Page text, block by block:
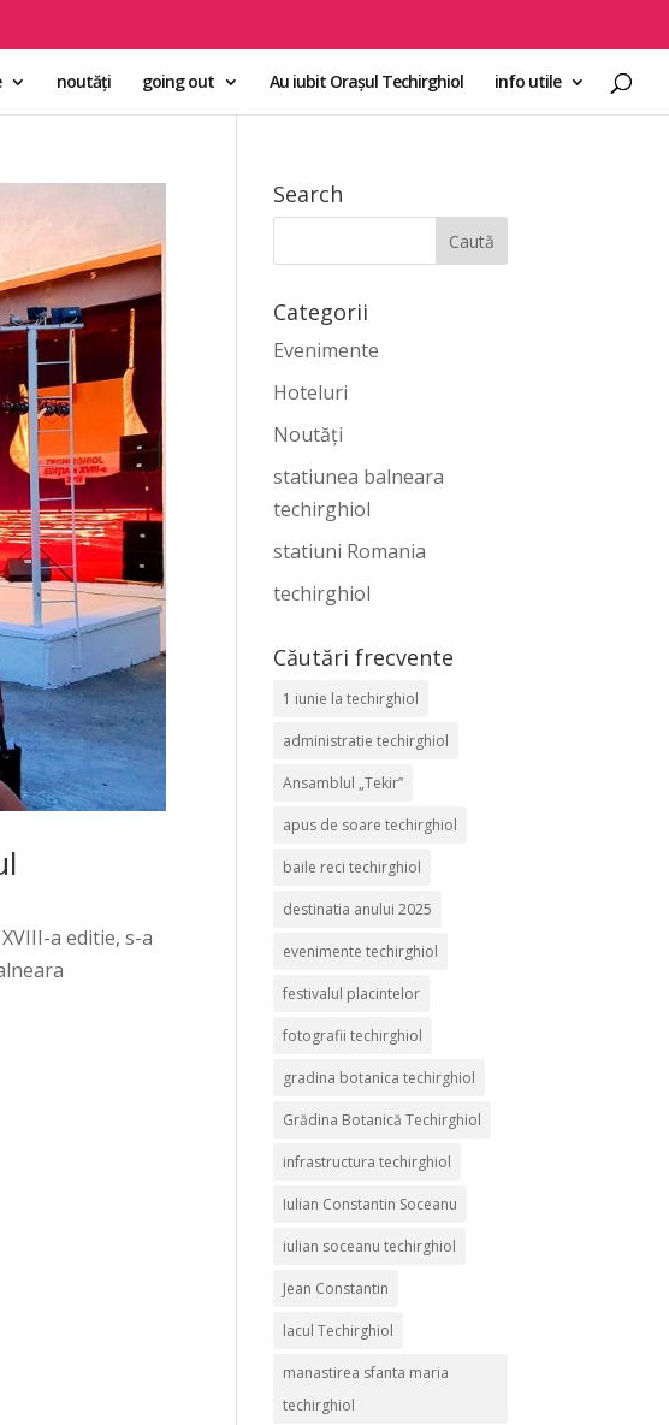
noutăți going out Au iubit Orașul Techirghiol info utile
a editie, s-a
Search
Categorii
Evenimente
Hoteluri
Noutăți
statiunea balneara
techirghiol
statiuni Romania
techirghiol
Căutări frecvente
1 iunie la techirghiol
administratie techirghiol
Ansamblul „Tekir”
apus de soare techirghiol
baile reci techirghiol
destinatia anului 2025
evenimente techirghiol
festivalul placintelor
fotografii techirghiol
gradina botanica techirghiol
Grădina Botanică Techirghiol
infrastructura techirghiol
Iulian Constantin Soceanu
iulian soceanu techirghiol
Jean Constantin
lacul Techirghiol
manastirea sfanta maria
techirghiol